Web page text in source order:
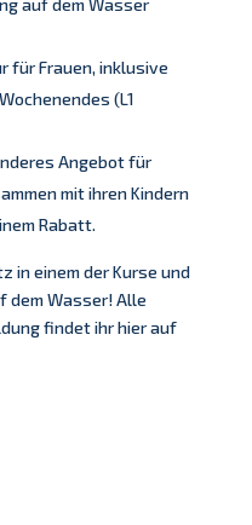
für Frauen, inklusive
(L1
Angebot für
mit ihren Kindern
Rabatt.
in einem der Kurse und
dem Wasser! Alle
findet ihr hier auf